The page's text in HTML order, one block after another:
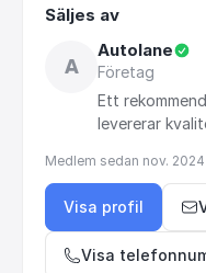
Säljes av
A
Autolane
Företag
Ett
levererar
Medlem sedan nov. 2024
Visa profil
Visa